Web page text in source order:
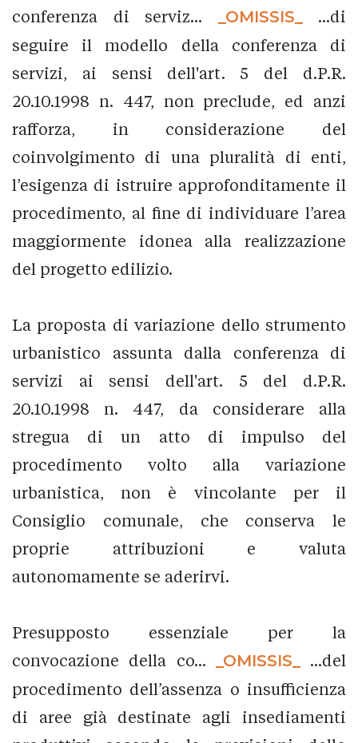
conferenza di serviz... _OMISSIS_
...di
seguire il modello della conferenza di
servizi, ai sensi dell'art. 5 del d.P.R.
20.10.1998 n. 447, non preclude, ed anzi
rafforza, in considerazione del
coinvolgimento di una pluralità di enti,
l’esigenza di istruire approfonditamente il
procedimento, al fine di individuare l’area
maggiormente idonea alla realizzazione
del progetto edilizio.
La proposta di variazione dello strumento
urbanistico assunta dalla conferenza di
servizi ai sensi dell'art. 5 del d.P.R.
20.10.1998 n. 447, da considerare alla
stregua di un atto di impulso del
procedimento volto alla variazione
urbanistica, non è vincolante per il
Consiglio comunale, che conserva le
proprie attribuzioni e valuta
autonomamente se aderirvi.
Presupposto essenziale per la
convocazione della co...
_OMISSIS_
...del
procedimento dell’assenza o insufficienza
di aree già destinate agli insediamenti